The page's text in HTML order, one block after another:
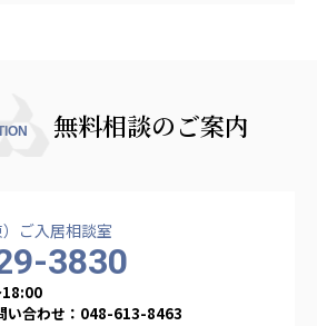
無料相談のご案内
ご入居相談室
3830
18:00
い合わせ：048-613-8463